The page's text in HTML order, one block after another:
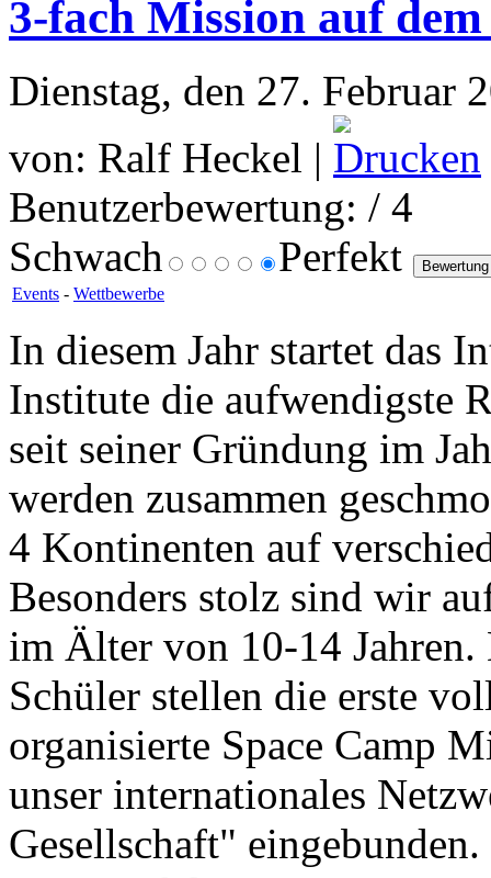
3-fach Mission auf
Dienstag, den 27. Februar
von: Ralf Heckel |
Benutzerbewertung: / 4
Schwach
Perfekt
Events - Wettbewerbe
In diesem Jahr startet das
Institute die aufwendigste
seit seiner Gründung im
werden zusammen
4 Kontinenten auf
Besonders stolz sind wir
im Älter von 10-14 Jahren.
Schüler stellen die erste
organisierte Space Camp
unser internationales
Gesellschaft"